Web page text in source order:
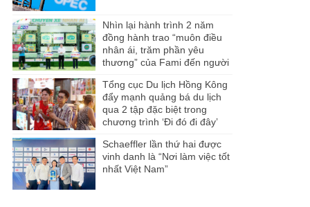
Nhìn lại hành trình 2 năm
đồng hành trao “muôn điều
nhân ái, trăm phần yêu
thương” của Fami đến người
Tổng cục Du lịch Hồng Kông
đẩy mạnh quảng bá du lịch
qua 2 tập đặc biệt trong
chương trình ‘Đi đó đi đây’
Schaeffler lần thứ hai được
vinh danh là “Nơi làm việc tốt
nhất Việt Nam”